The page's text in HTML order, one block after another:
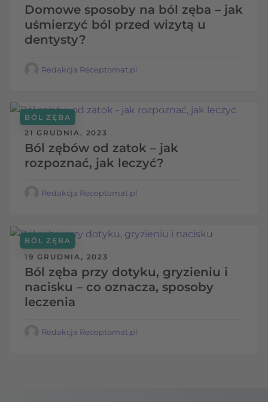
Domowe sposoby na ból zęba – jak
uśmierzyć ból przed wizytą u
dentysty?
Redakcja Receptomat.pl
21 GRUDNIA, 2023
Ból zębów od zatok – jak
rozpoznać, jak leczyć?
BÓL ZĘBA
Redakcja Receptomat.pl
19 GRUDNIA, 2023
Ból zęba przy dotyku, gryzieniu i
nacisku – co oznacza, sposoby
leczenia
BÓL ZĘBA
Redakcja Receptomat.pl